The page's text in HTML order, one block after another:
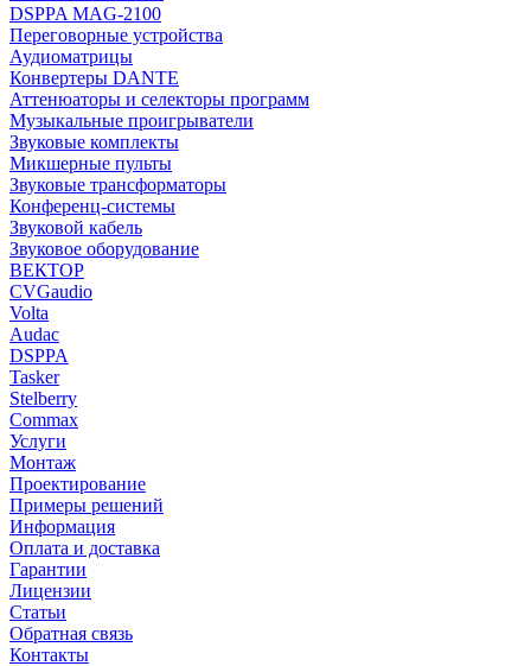
DSPPA MAG-2100
Переговорные устройства
Аудиоматрицы
Конвертеры DANTE
Аттенюаторы и селекторы программ
Музыкальные проигрыватели
Звуковые комплекты
Микшерные пульты
Звуковые трансформаторы
Конференц-системы
Звуковой кабель
Звуковое оборудование
ВЕКТОР
CVGaudio
Volta
Audac
DSPPA
Tasker
Stelberry
Commax
Услуги
Монтаж
Проектирование
Примеры решений
Информация
Оплата и доставка
Гарантии
Лицензии
Статьи
Обратная связь
Контакты